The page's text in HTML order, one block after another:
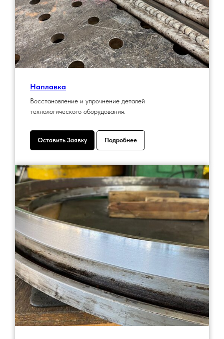
Наплавка
Восстановление и упрочнение деталей
технологического оборудования.
Оставить Заявку Подробнее